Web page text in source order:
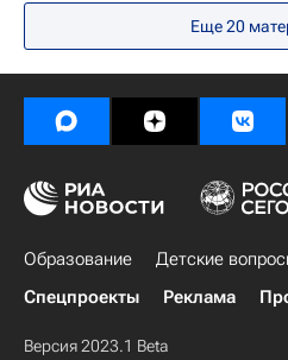
Еще 20
Образование Детские
Спецпроекты
Реклама
Версия 2023.1 Beta